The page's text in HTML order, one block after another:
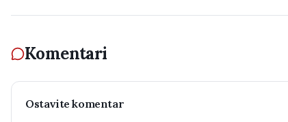
Komentari
Ostavite komentar